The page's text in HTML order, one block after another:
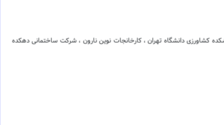
کشاورزی دانشگاه تهران ، کارخانجات نوین نارون ، شرکت ساختمانی دهکده